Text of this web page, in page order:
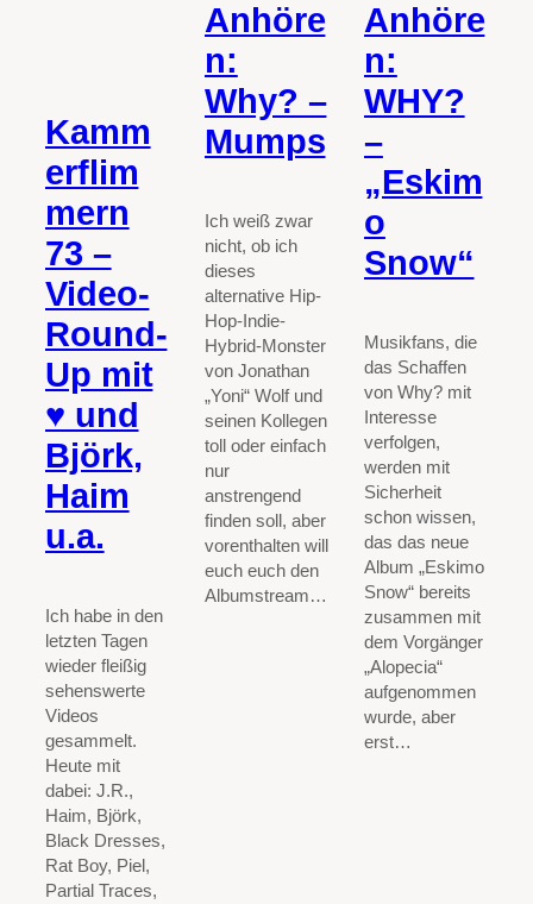
Kamm
erflim
mern
73 –
Video-
Round-
Up mit
♥ und
Björk,
Haim
u.a.
Ich habe in den
letzten Tagen
wieder fleißig
sehenswerte
Videos
gesammelt.
Heute mit
dabei: J.R.,
Haim, Björk,
Black Dresses,
Rat Boy, Piel,
Partial Traces,
Anhöre
n:
Why? –
Mumps
Ich weiß zwar
nicht, ob ich
dieses
alternative Hip-
Hop-Indie-
Hybrid-Monster
von Jonathan
„Yoni“ Wolf und
seinen Kollegen
toll oder einfach
nur
anstrengend
finden soll, aber
vorenthalten will
euch euch den
Albumstream…
Anhöre
n:
WHY?
–
„Eskim
o
Snow“
Musikfans, die
das Schaffen
von Why? mit
Interesse
verfolgen,
werden mit
Sicherheit
schon wissen,
das das neue
Album „Eskimo
Snow“ bereits
zusammen mit
dem Vorgänger
„Alopecia“
aufgenommen
wurde, aber
erst…